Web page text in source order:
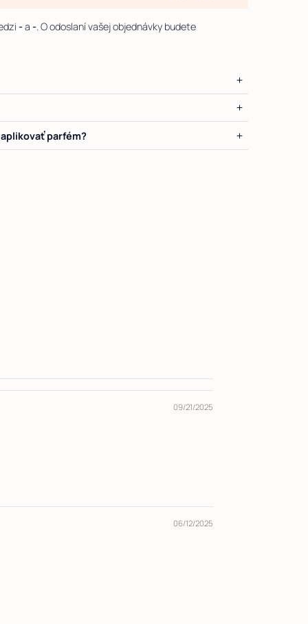
-a -. O odoslaní vašej objednávky budete
parfém?
09/21/2025
06/12/2025